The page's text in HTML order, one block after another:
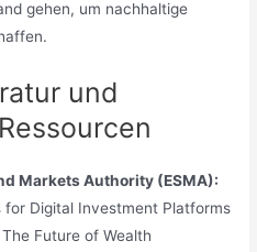
gehen, um nachhaltige
und
Markets Authority (ESMA):
for Digital Investment Platforms
The Future of Wealth